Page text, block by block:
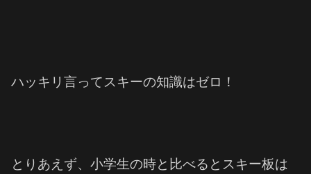
ハッキリ言ってスキーの知識はゼロ！
とりあえず、小学生の時と比べるとスキー板は